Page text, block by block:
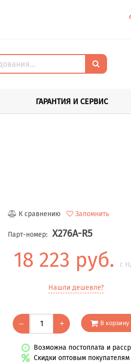
ГАРАНТИЯ И СЕРВИС
К сравнению Запомнить
Парт-номер: X276A-R5
18 223 руб. с
Нашли дешевле?
– + В корзину
Возможна постоплата и
Скидки оптовым покупателям